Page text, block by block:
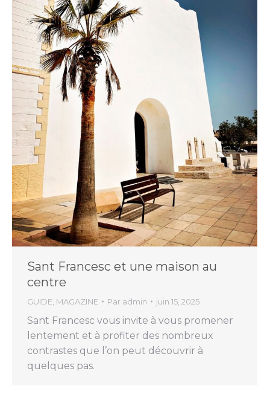
Sant Francesc et une maison au
centre
GUIDE, MAGAZINE Par admin juin 15, 2025
Sant Francesc vous invite à vous promener
lentement et à profiter des nombreux
contrastes que l’on peut découvrir à
quelques pas.